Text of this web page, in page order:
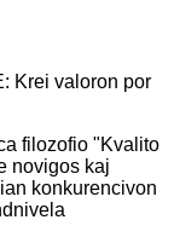
Krei valoron por
filozofio "Kvalito
novigos kaj
konkurencivon